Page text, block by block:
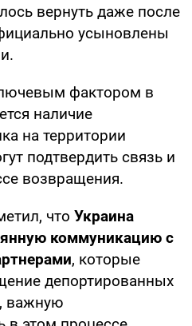
вернуть даже после
усыновлены
фактором в
наличие
на территории
подтвердить связь и
возвращения.
что Украина
коммуникацию с
, которые
депортированных
важную